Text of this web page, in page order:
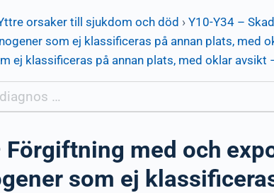
orsaker till sjukdom och död › Y10-Y34 –
som ej klassificeras på annan plats, med
ej klassificeras på annan plats, med oklar avsikt
Förgiftning med och
som ej